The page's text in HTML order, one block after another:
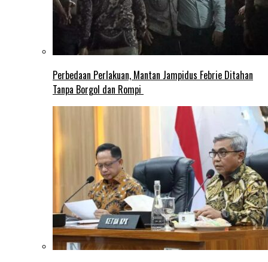
Perbedaan Perlakuan, Mantan Jampidus Febrie Ditahan
Tanpa Borgol dan Rompi